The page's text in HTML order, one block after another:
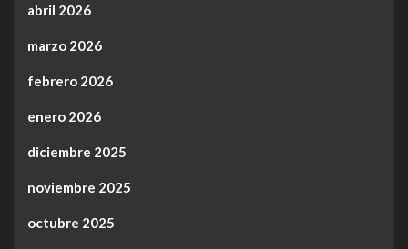
abril 2026
marzo 2026
febrero 2026
enero 2026
diciembre 2025
noviembre 2025
octubre 2025